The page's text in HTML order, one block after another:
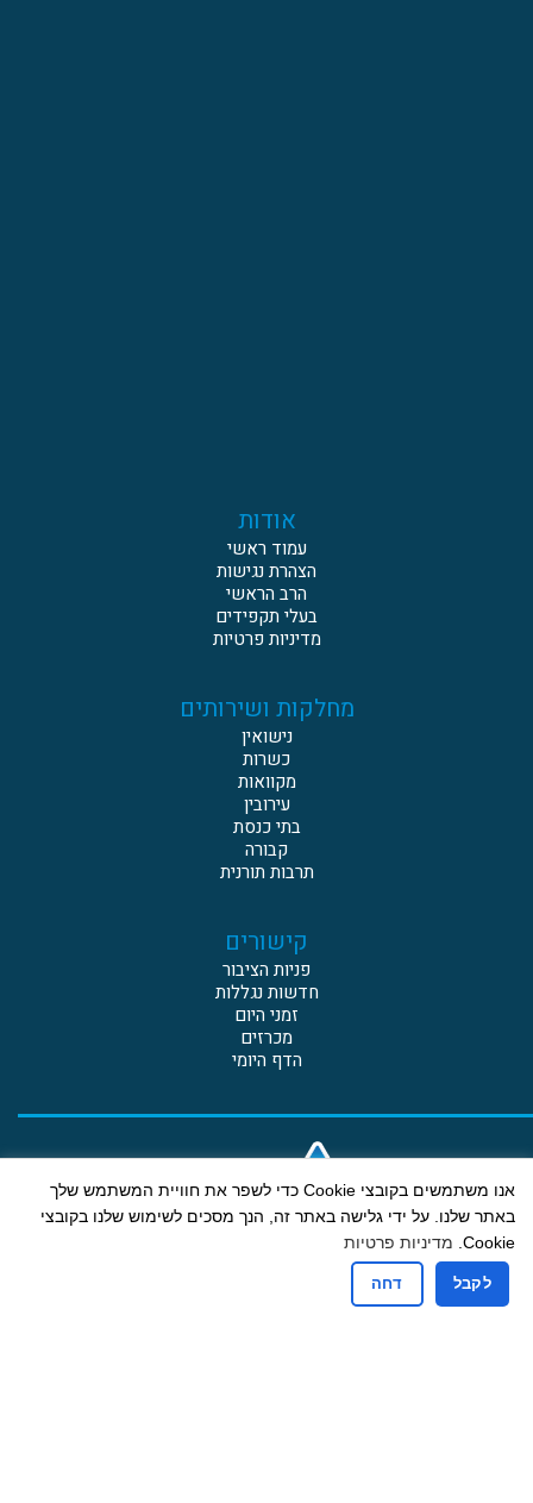
אודות
עמוד ראשי
הצהרת נגישות
הרב הראשי
בעלי תקפידים
מדיניות פרטיות
מחלקות ושירותים
נישואין
כשרות
מקוואות
עירובין
בתי כנסת
קבורה
תרבות תורנית
קישורים
פניות הציבור
חדשות נגללות
זמני היום
מכרזים
הדף היומי
אנו משתמשים בקובצי Cookie כדי לשפר את חוויית המשתמש שלך
באתר שלנו. על ידי גלישה באתר זה, הנך מסכים לשימוש שלנו בקובצי
Cookie. מדיניות פרטיות
לקבל דחה